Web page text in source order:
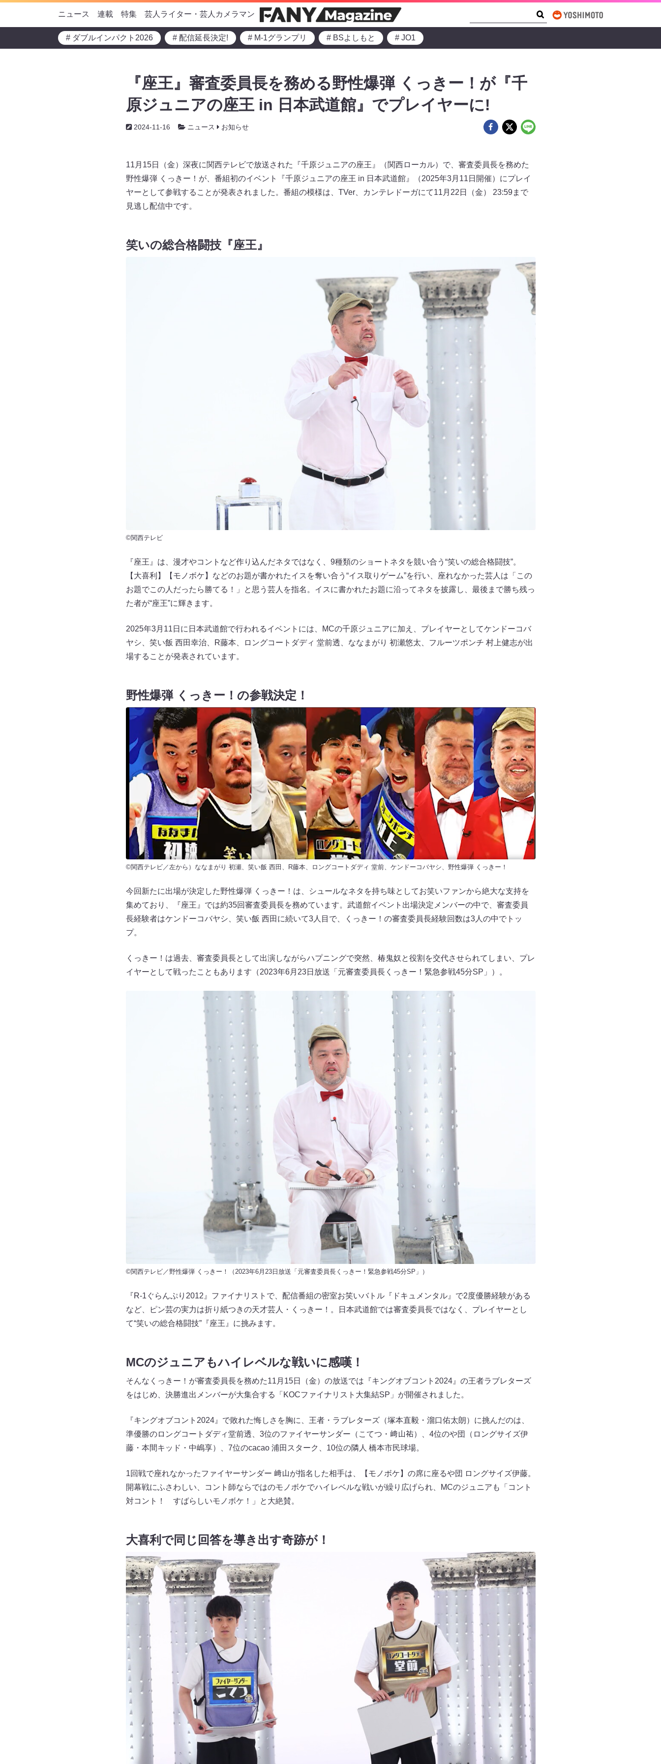
ニュース 連載 特集 芸人ライター・芸人カメラマン
# ダブルインパクト2026 # 配信延長決定! # M-1グランプリ # BSよしもと # JO1
『座王』審査委員長を務める野性爆弾 くっきー！が『千
原ジュニアの座王 in 日本武道館』でプレイヤーに!
2024-11-16 ニュース お知らせ
11月15日（金）深夜に関西テレビで放送された『千原ジュニアの座王』（関西ローカル）で、審査委員長を務めた
野性爆弾 くっきー！が、番組初のイベント『千原ジュニアの座王 in 日本武道館』（2025年3月11日開催）にプレイ
ヤーとして参戦することが発表されました。番組の模様は、TVer、カンテレドーガにて11月22日（金） 23:59まで
見逃し配信中です。
笑いの総合格闘技『座王』
©関西テレビ
『座王』は、漫才やコントなど作り込んだネタではなく、9種類のショートネタを競い合う“笑いの総合格闘技”。
【大喜利】【モノボケ】などのお題が書かれたイスを奪い合う“イス取りゲーム”を行い、座れなかった芸人は「この
お題でこの人だったら勝てる！」と思う芸人を指名。イスに書かれたお題に沿ってネタを披露し、最後まで勝ち残っ
た者が“座王”に輝きます。
2025年3月11日に日本武道館で行われるイベントには、MCの千原ジュニアに加え、プレイヤーとしてケンドーコバ
ヤシ、笑い飯 西田幸治、R藤本、ロングコートダディ 堂前透、ななまがり 初瀬悠太、フルーツポンチ 村上健志が出
場することが発表されています。
野性爆弾 くっきー！の参戦決定！
©関西テレビ／左から）ななまがり 初瀬、笑い飯 西田、R藤本、ロングコートダディ 堂前、ケンドーコバヤシ、野性爆弾 くっきー！
今回新たに出場が決定した野性爆弾 くっきー！は、シュールなネタを持ち味としてお笑いファンから絶大な支持を
集めており、『座王』では約35回審査委員長を務めています。武道館イベント出場決定メンバーの中で、審査委員
長経験者はケンドーコバヤシ、笑い飯 西田に続いて3人目で、くっきー！の審査委員長経験回数は3人の中でトッ
プ。
くっきー！は過去、審査委員長として出演しながらハプニングで突然、椿鬼奴と役割を交代させられてしまい、プレ
イヤーとして戦ったこともあります（2023年6月23日放送「元審査委員長くっきー！緊急参戦45分SP」）。
©関西テレビ／野性爆弾 くっきー！（2023年6月23日放送「元審査委員長くっきー！緊急参戦45分SP」）
『R-1ぐらんぷり2012』ファイナリストで、配信番組の密室お笑いバトル『ドキュメンタル』で2度優勝経験がある
など、ピン芸の実力は折り紙つきの天才芸人・くっきー！。日本武道館では審査委員長ではなく、プレイヤーとし
て“笑いの総合格闘技”『座王』に挑みます。
MCのジュニアもハイレベルな戦いに感嘆！
そんなくっきー！が審査委員長を務めた11月15日（金）の放送では『キングオブコント2024』の王者ラブレターズ
をはじめ、決勝進出メンバーが大集合する「KOCファイナリスト大集結SP」が開催されました。
『キングオブコント2024』で敗れた悔しさを胸に、王者・ラブレターズ（塚本直毅・溜口佑太朗）に挑んだのは、
準優勝のロングコートダディ堂前透、3位のファイヤーサンダー（こてつ・﨑山祐）、4位のや団（ロングサイズ伊
藤・本間キッド・中嶋享）、7位のcacao 浦田スターク、10位の隣人 橋本市民球場。
1回戦で座れなかったファイヤーサンダー 﨑山が指名した相手は、【モノボケ】の席に座るや団 ロングサイズ伊藤。
開幕戦にふさわしい、コント師ならではのモノボケでハイレベルな戦いが繰り広げられ、MCのジュニアも「コント
対コント！ すばらしいモノボケ！」と大絶賛。
大喜利で同じ回答を導き出す奇跡が！